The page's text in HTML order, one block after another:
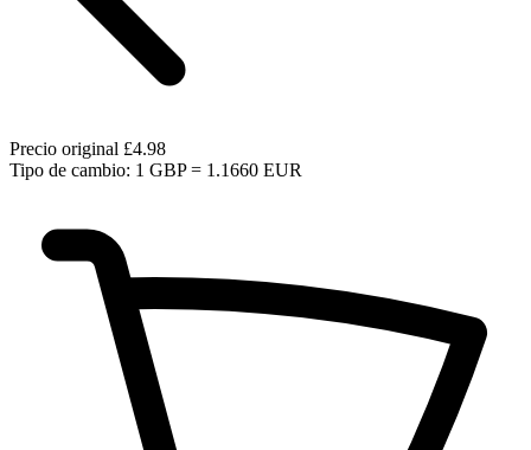
Precio original £4.98
Tipo de cambio: 1 GBP = 1.1660 EUR